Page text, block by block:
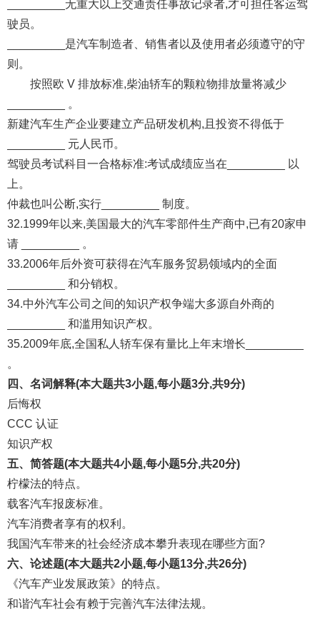
_________无重大以上交通责任事故记录者,才可担任客运驾
驶员。
_________是汽车制造者、销售者以及使用者必须遵守的守
则。
按照欧 V 排放标准,柴油轿车的颗粒物排放量将减少
_________ 。
新建汽车生产企业要建立产品研发机构,且投资不得低于
_________ 元人民币。
驾驶员考试科目一合格标准:考试成绩应当在_________ 以
上。
仲裁也叫公断,实行_________ 制度。
32.1999年以来,美国最大的汽车零部件生产商中,已有20家申
请 _________ 。
33.2006年后外资可获得在汽车服务贸易领域内的全面
_________ 和分销权。
34.中外汽车公司之间的知识产权争端大多源自外商的
_________ 和滥用知识产权。
35.2009年底,全国私人轿车保有量比上年末增长_________
。
四、名词解释(本大题共3小题,每小题3分,共9分)
后悔权
CCC 认证
知识产权
五、简答题(本大题共4小题,每小题5分,共20分)
柠檬法的特点。
载客汽车报废标准。
汽车消费者享有的权利。
我国汽车带来的社会经济成本攀升表现在哪些方面?
六、论述题(本大题共2小题,每小题13分,共26分)
《汽车产业发展政策》的特点。
和谐汽车社会有赖于完善汽车法律法规。